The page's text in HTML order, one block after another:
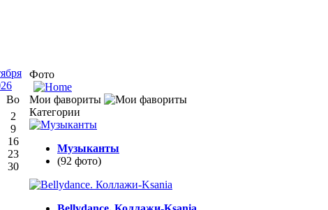
Фото
Мои фавориты
Категории
Музыканты
(92 фото)
Во
2
9
16
23
30